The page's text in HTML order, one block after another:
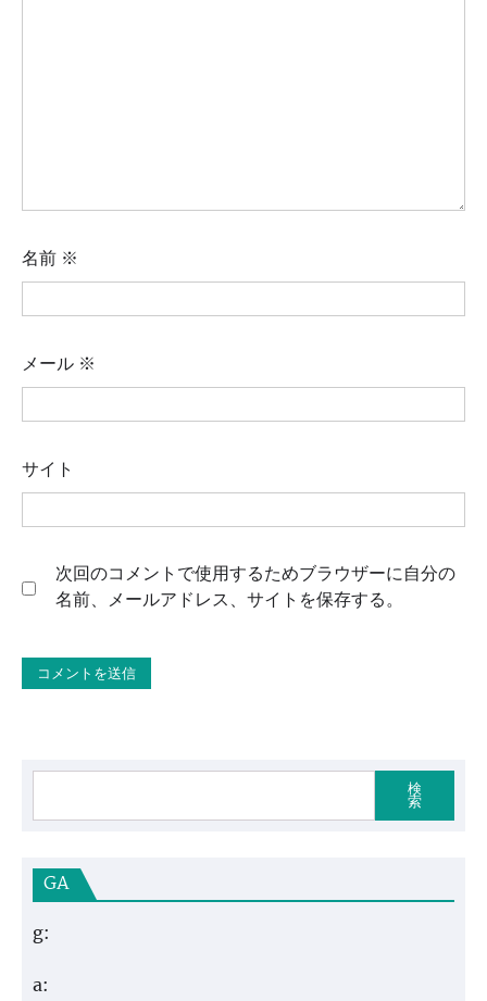
名前 ※
メール ※
サイト
次回のコメントで使用するためブラウザーに自分の
名前、メールアドレス、サイトを保存する。
検
索
GA
g:
a: